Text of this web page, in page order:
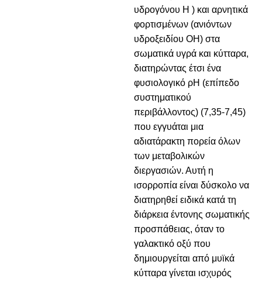
υδρογόνου Η ) και αρνητικά
φορτισμένων (ανιόντων
υδροξειδίου ΟΗ) στα
σωματικά υγρά και κύτταρα,
διατηρώντας έτσι ένα
φυσιολογικό ρΗ (επίπεδο
συστηματικού
περιβάλλοντος) (7,35-7,45)
που εγγυάται μια
αδιατάρακτη πορεία όλων
των μεταβολικών
διεργασιών. Αυτή η
ισορροπία είναι δύσκολο να
διατηρηθεί ειδικά κατά τη
διάρκεια έντονης σωματικής
προσπάθειας, όταν το
γαλακτικό οξύ που
δημιουργείται από μυϊκά
κύτταρα γίνεται ισχυρός